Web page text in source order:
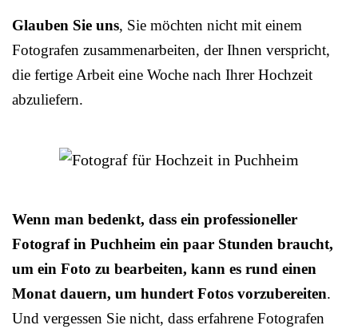
Glauben Sie uns, Sie möchten nicht mit einem
Fotografen zusammenarbeiten, der Ihnen verspricht,
die fertige Arbeit eine Woche nach Ihrer Hochzeit
abzuliefern.
Wenn man bedenkt, dass ein professioneller
Fotograf in Puchheim ein paar Stunden braucht,
um ein Foto zu bearbeiten, kann es rund einen
Monat dauern, um hundert Fotos vorzubereiten.
Und vergessen Sie nicht, dass erfahrene Fotografen